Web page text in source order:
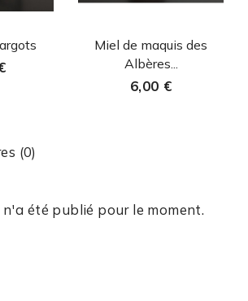
 Aperçu rapide
Miel de maquis des
Albères...
6,00 €
(0)
n'a été publié pour le moment.